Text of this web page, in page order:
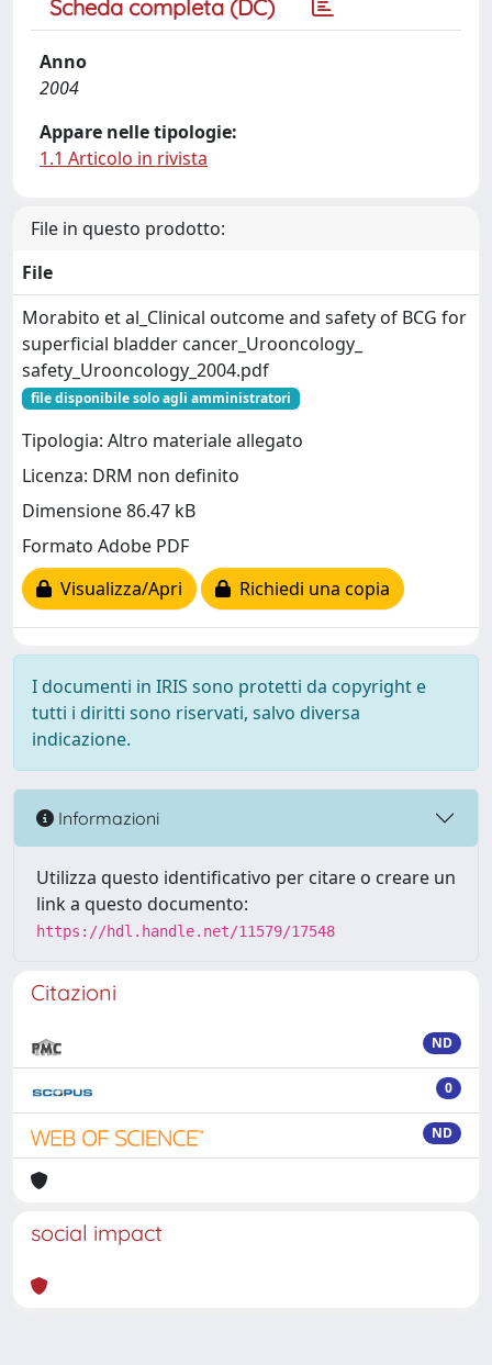
Scheda completa (DC)
Anno
2004
Appare nelle tipologie:
1.1 Articolo in rivista
File in questo prodotto:
File
Morabito et al_Clinical outcome and safety of BCG for
superficial bladder cancer_Urooncology_
safety_Urooncology_2004.pdf
file disponibile solo agli amministratori
Tipologia: Altro materiale allegato
Licenza: DRM non definito
Dimensione 86.47 kB
Formato Adobe PDF
Visualizza/Apri
Richiedi una copia
I documenti in IRIS sono protetti da copyright e
tutti i diritti sono riservati, salvo diversa
indicazione.
Informazioni
Utilizza questo identificativo per citare o creare un
link a questo documento:
https://hdl.handle.net/11579/17548
Citazioni
ND
0
ND
social impact